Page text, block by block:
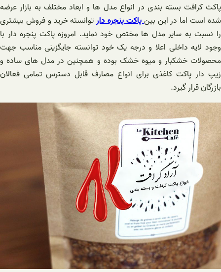
پاکت کرافت بسته بندی در انواع مدل ها و ابعاد مختلف به بازار عرضه
شده است اما در این بینپاکت پنجره دارتوانسته خرید و فروش بیشتری
را نسبت به سایر مدل ها مختص خود نماید. امروزه پاکت پنجره دار با
وجود لایه داخلی اعلا و درجه یک خود توانسته جایگزینی مناسب جهت
محصولات خشکبار و میوه خشک بوده و همچنین در مدل های ساده و
زیپ دار پاکت کاغذی برای انواع مصارف قابل دسترس تمامی فعالان
بازرگان قرار گیرد.